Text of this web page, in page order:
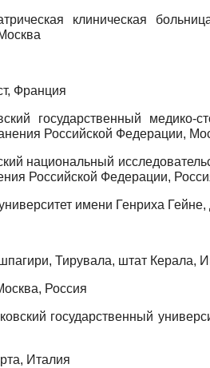
клиническая
Франция
государственный медико-
Российской Федерации,
национальный
Российской Федерации,
имени Генриха
Тирувала, штат Керала,
Россия
государственный
Италия